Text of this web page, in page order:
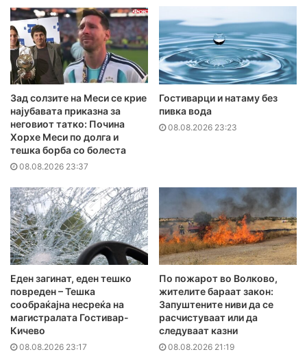
Зад солзите на Меси се крие
најубавата приказна за
неговиот татко: Почина
Хорхе Меси по долга и
тешка борба со болеста
08.08.2026 23:37
Гостиварци и натаму без
пивка вода
08.08.2026 23:23
Еден загинат, еден тешко
повреден – Тешка
сообраќајна несреќа на
магистралата Гостивар-
Кичево
08.08.2026 23:17
По пожарот во Волково,
жителите бараат закон:
Запуштените ниви да се
расчистуваат или да
следуваат казни
08.08.2026 21:19